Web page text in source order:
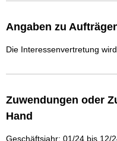
Angaben zu
Die Interessenvertretung
Zuwendungen oder
Hand
Geschäftsjahr: 01/24 bis 12/